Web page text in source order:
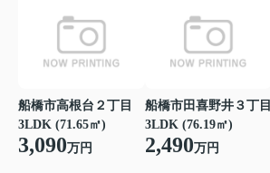
船橋市高根台２丁目
3LDK (71.65㎡)
3,090万円
船橋市田喜野井３丁目
3LDK (76.19㎡)
2,490万円